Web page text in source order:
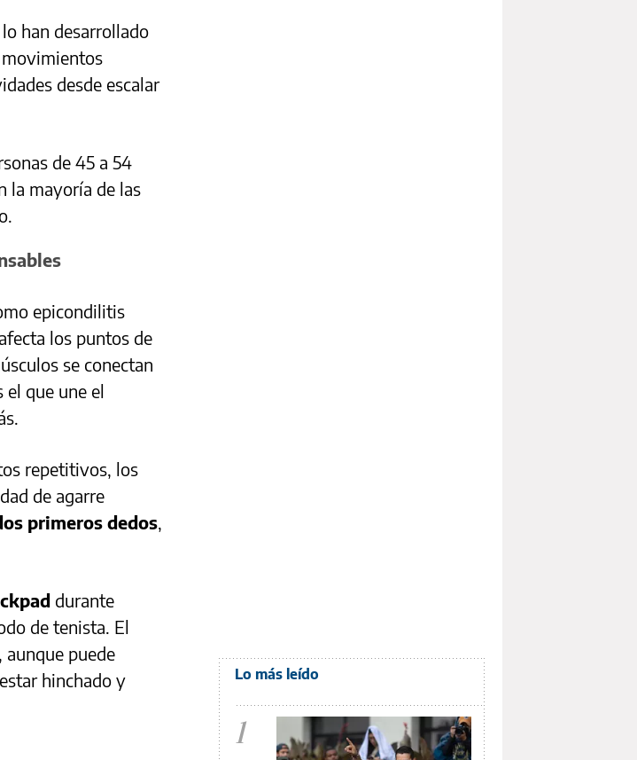
han desarrollado
movimientos
desde escalar
de 45 a 54
la mayoría de las
epicondilitis
los puntos de
se conectan
el que une el
repetitivos, los
de agarre
primeros dedos,
durante
de tenista. El
puede
hinchado y
Lo más leído
1